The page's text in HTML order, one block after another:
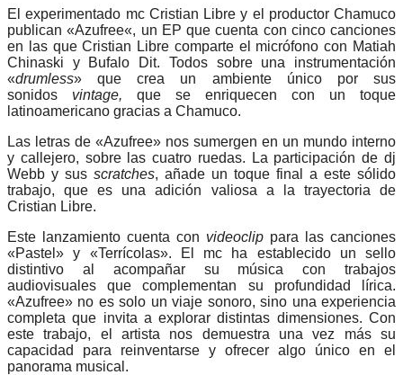
El experimentado mc Cristian Libre y el productor Chamuco
publican «Azufree«, un EP que cuenta con cinco canciones
en las que Cristian Libre comparte el micrófono con Matiah
Chinaski y Bufalo Dit. Todos sobre una instrumentación
«drumless» que crea un ambiente único por sus
sonidos vintage, que se enriquecen con un toque
latinoamericano gracias a Chamuco.
Las letras de «Azufree» nos sumergen en un mundo interno
y callejero, sobre las cuatro ruedas. La participación de dj
Webb y sus scratches, añade un toque final a este sólido
trabajo, que es una adición valiosa a la trayectoria de
Cristian Libre.
Este lanzamiento cuenta con videoclip para las canciones
«Pastel» y «Terrícolas». El mc ha establecido un sello
distintivo al acompañar su música con trabajos
audiovisuales que complementan su profundidad lírica.
«Azufree» no es solo un viaje sonoro, sino una experiencia
completa que invita a explorar distintas dimensiones. Con
este trabajo, el artista nos demuestra una vez más su
capacidad para reinventarse y ofrecer algo único en el
panorama musical.